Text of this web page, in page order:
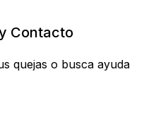
Contacto
quejas o busca ayuda